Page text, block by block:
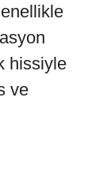
hissiyle
ve